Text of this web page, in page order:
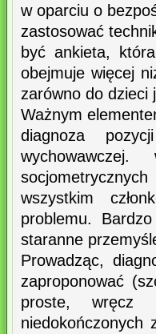
w oparciu o
zastosować
być ankieta,
obejmuje więcej
zarówno do dzieci
Ważnym
diagnoza
wszystkim
problemu.
staranne
Prowadząc,
zaproponować
proste, wręcz
niedokończonych